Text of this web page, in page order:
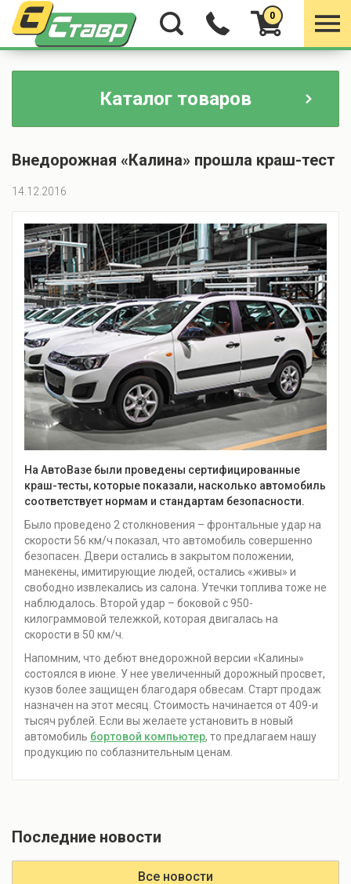
0
Каталог товаров
Внедорожная «Калина» прошла краш-тест
14.12.2016
На АвтоВазе были проведены сертифицированные
краш-тесты, которые показали, насколько автомобиль
соответствует нормам и стандартам безопасности.
Было проведено 2 столкновения – фронтальные удар на
скорости 56 км/ч показал, что автомобиль совершенно
безопасен. Двери остались в закрытом положении,
манекены, имитирующие людей, остались «живы» и
свободно извлекались из салона. Утечки топлива тоже не
наблюдалось. Второй удар – боковой с 950-
килограммовой тележкой, которая двигалась на
скорости в 50 км/ч.
Напомним, что дебют внедорожной версии «Калины»
состоялся в июне. У нее увеличенный дорожный просвет,
кузов более защищен благодаря обвесам. Старт продаж
назначен на этот месяц. Стоимость начинается от 409-и
тысяч рублей. Если вы желаете установить в новый
автомобиль бортовой компьютер, то предлагаем нашу
продукцию по соблазнительным ценам.
Последние новости
Все новости